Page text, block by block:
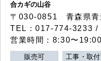
合カギの山谷
〒030-0851 青森県青
TEL：017-774-3233 /
営業時間：8:30〜
販売可 工事・取